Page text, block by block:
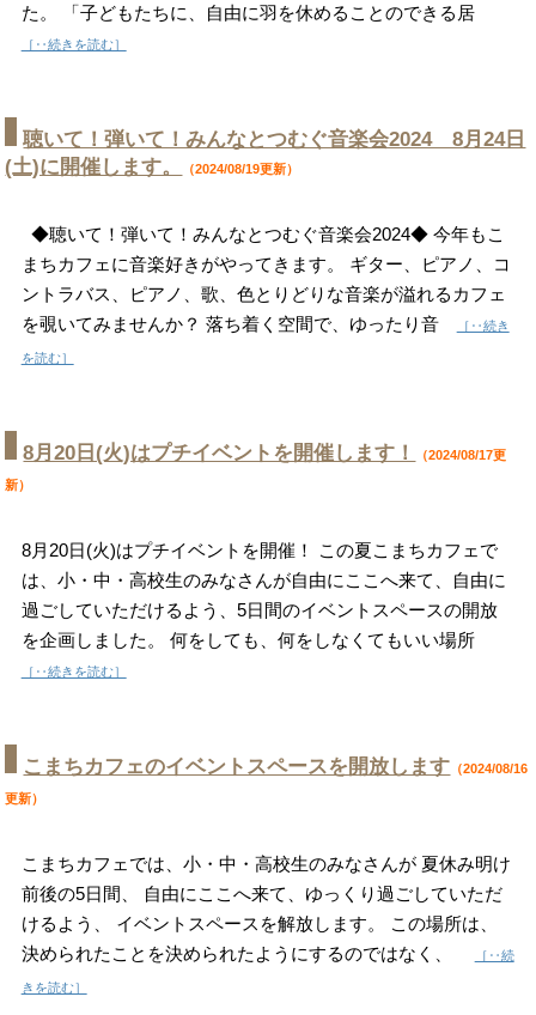
た。 「子どもたちに、自由に羽を休めることのできる居
［‥続きを読む］
聴いて！弾いて！みんなとつむぐ音楽会2024 8月24日
(土)に開催します。
（2024/08/19更新）
◆聴いて！弾いて！みんなとつむぐ音楽会2024◆ 今年もこ
まちカフェに音楽好きがやってきます。 ギター、ピアノ、コ
ントラバス、ピアノ、歌、色とりどりな音楽が溢れるカフェ
を覗いてみませんか？ 落ち着く空間で、ゆったり音
［‥続き
を読む］
8月20日(火)はプチイベントを開催します！ （2024/08/17更
新）
8月20日(火)はプチイベントを開催！ この夏こまちカフェで
は、小・中・高校生のみなさんが自由にここへ来て、自由に
過ごしていただけるよう、5日間のイベントスペースの開放
を企画しました。 何をしても、何をしなくてもいい場所
［‥続きを読む］
こまちカフェのイベントスペースを開放します （2024/08/16
更新）
こまちカフェでは、小・中・高校生のみなさんが 夏休み明け
前後の5日間、 自由にここへ来て、ゆっくり過ごしていただ
けるよう、 イベントスペースを解放します。 この場所は、
決められたことを決められたようにするのではなく、
［‥続
きを読む］